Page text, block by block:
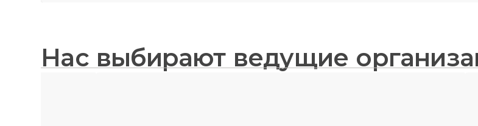
Нас выбирают ведущие